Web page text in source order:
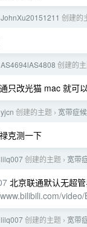
JohnXu20151211 创建的
AS4694lAS4808 创建的
只改光猫 mac 就可以
yjcn 创建的主题 › 宽带症
克测一下
lilq007创建的主题 › 宽带
北京联通默认无超
lilq007创建的主题 › 宽带